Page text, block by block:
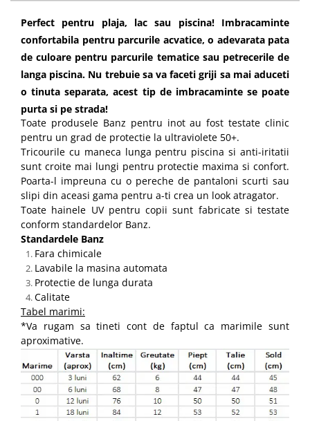
Carduri Cadou
Propuneri Cadou
Produse Sub 50 Lei
Resigilate
Perfect pentru plaja, lac sau piscina! Imbracaminte
confortabila pentru parcurile acvatice, o adevarata pata
de culoare pentru parcurile tematice sau petrecerile de
langa piscina. Nu trebuie sa va faceti griji sa mai aduceti
o tinuta separata, acest tip de imbracaminte se poate
purta si pe strada!
Toate produsele Banz pentru inot au fost testate clinic
pentru un grad de protectie la ultraviolete 50+.
Tricourile cu maneca lunga pentru piscina si anti-iritatii
sunt croite mai lungi pentru protectie maxima si confort.
Poarta-l impreuna cu o pereche de pantaloni scurti sau
slipi din aceasi gama pentru a-ti crea un look atragator.
Toate hainele UV pentru copii sunt fabricate si testate
conform standardelor Banz.
Standardele Banz
Fara chimicale
Lavabile la masina automata
Protectie de lunga durata
Calitate
Tabel marimi:
*Va rugam sa tineti cont de faptul ca marimile sunt
aproximative.